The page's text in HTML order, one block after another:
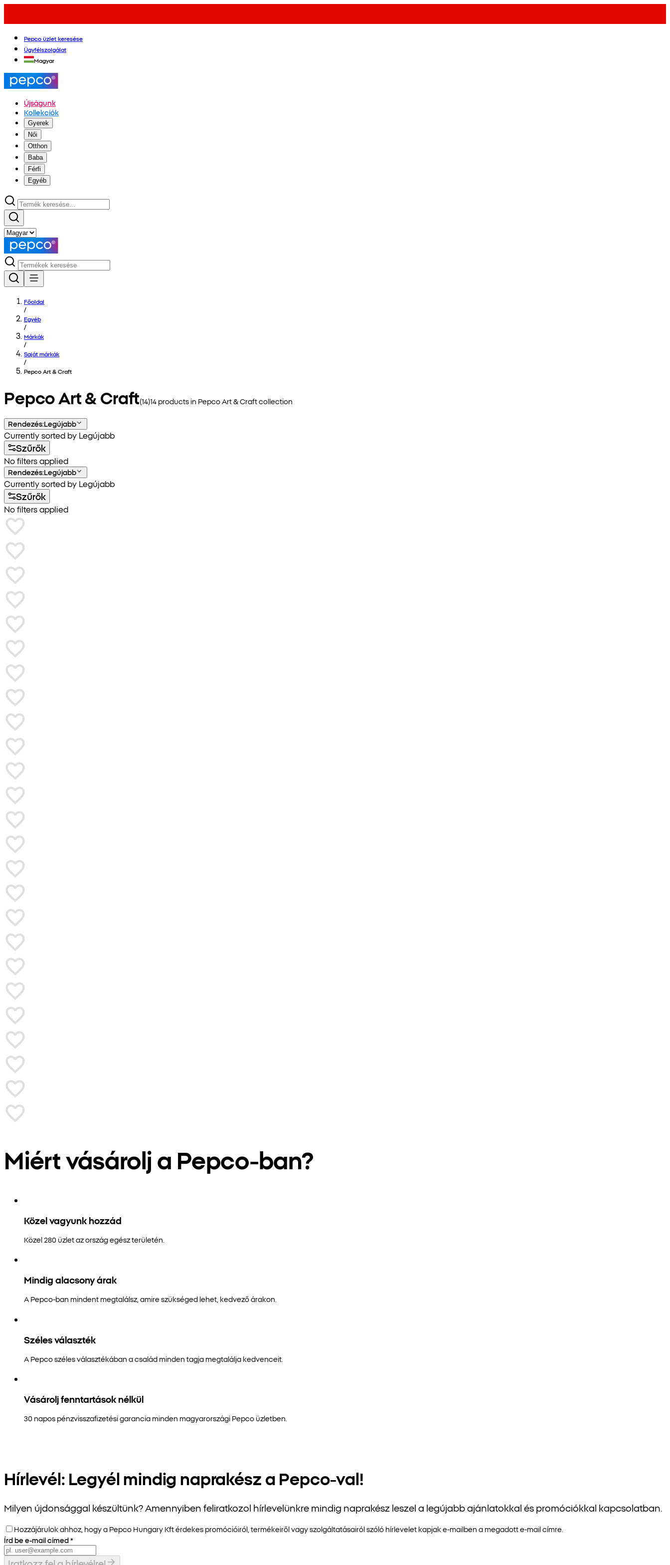
Pepco üzlet keresése
Ügyfélszolgálat
Magyar
Újságunk
Kollekciók
Gyerek
Női
Otthon
Baba
Férfi
Egyéb
Főoldal
/
Egyéb
/
Márkák
/
Saját márkák
/
Pepco Art & Craft
Pepco Art & Craft(14)14 products in Pepco Art & Craftcollection
Rendezés:Legújabb
Currently sorted by Legújabb
Szűrők
No filters applied
Rendezés:Legújabb
Currently sorted by Legújabb
Szűrők
No filters applied
Miért vásárolj a Pepco-ban?
Közel vagyunk hozzád
Közel 280 üzlet az ország egész területén.
Mindig alacsony árak
A Pepco-ban mindent megtalálsz, amire szükséged lehet, kedvező árakon.
Széles választék
A Pepco széles választékában a család minden tagja megtalálja kedvenceit.
Vásárolj fenntartások nélkül
30 napos pénzvisszafizetési garancia minden magyarországi Pepco üzletben.
Hírlevél: Legyél mindig naprakész a Pepco-val!
Milyen újdonsággal készültünk? Amennyiben feliratkozol hírlevelünkre mindig naprakész leszel a legújabb ajánlatokkal és promóciókkal kapcsolatban.
Hozzájárulok ahhoz, hogy a Pepco Hungary Kft érdekes promócióiról, termékeiről vagy szolgáltatásairól szóló hírlevelet kapjak e-mailben a megadott e-mail címre.
Írd be e-mail címed*